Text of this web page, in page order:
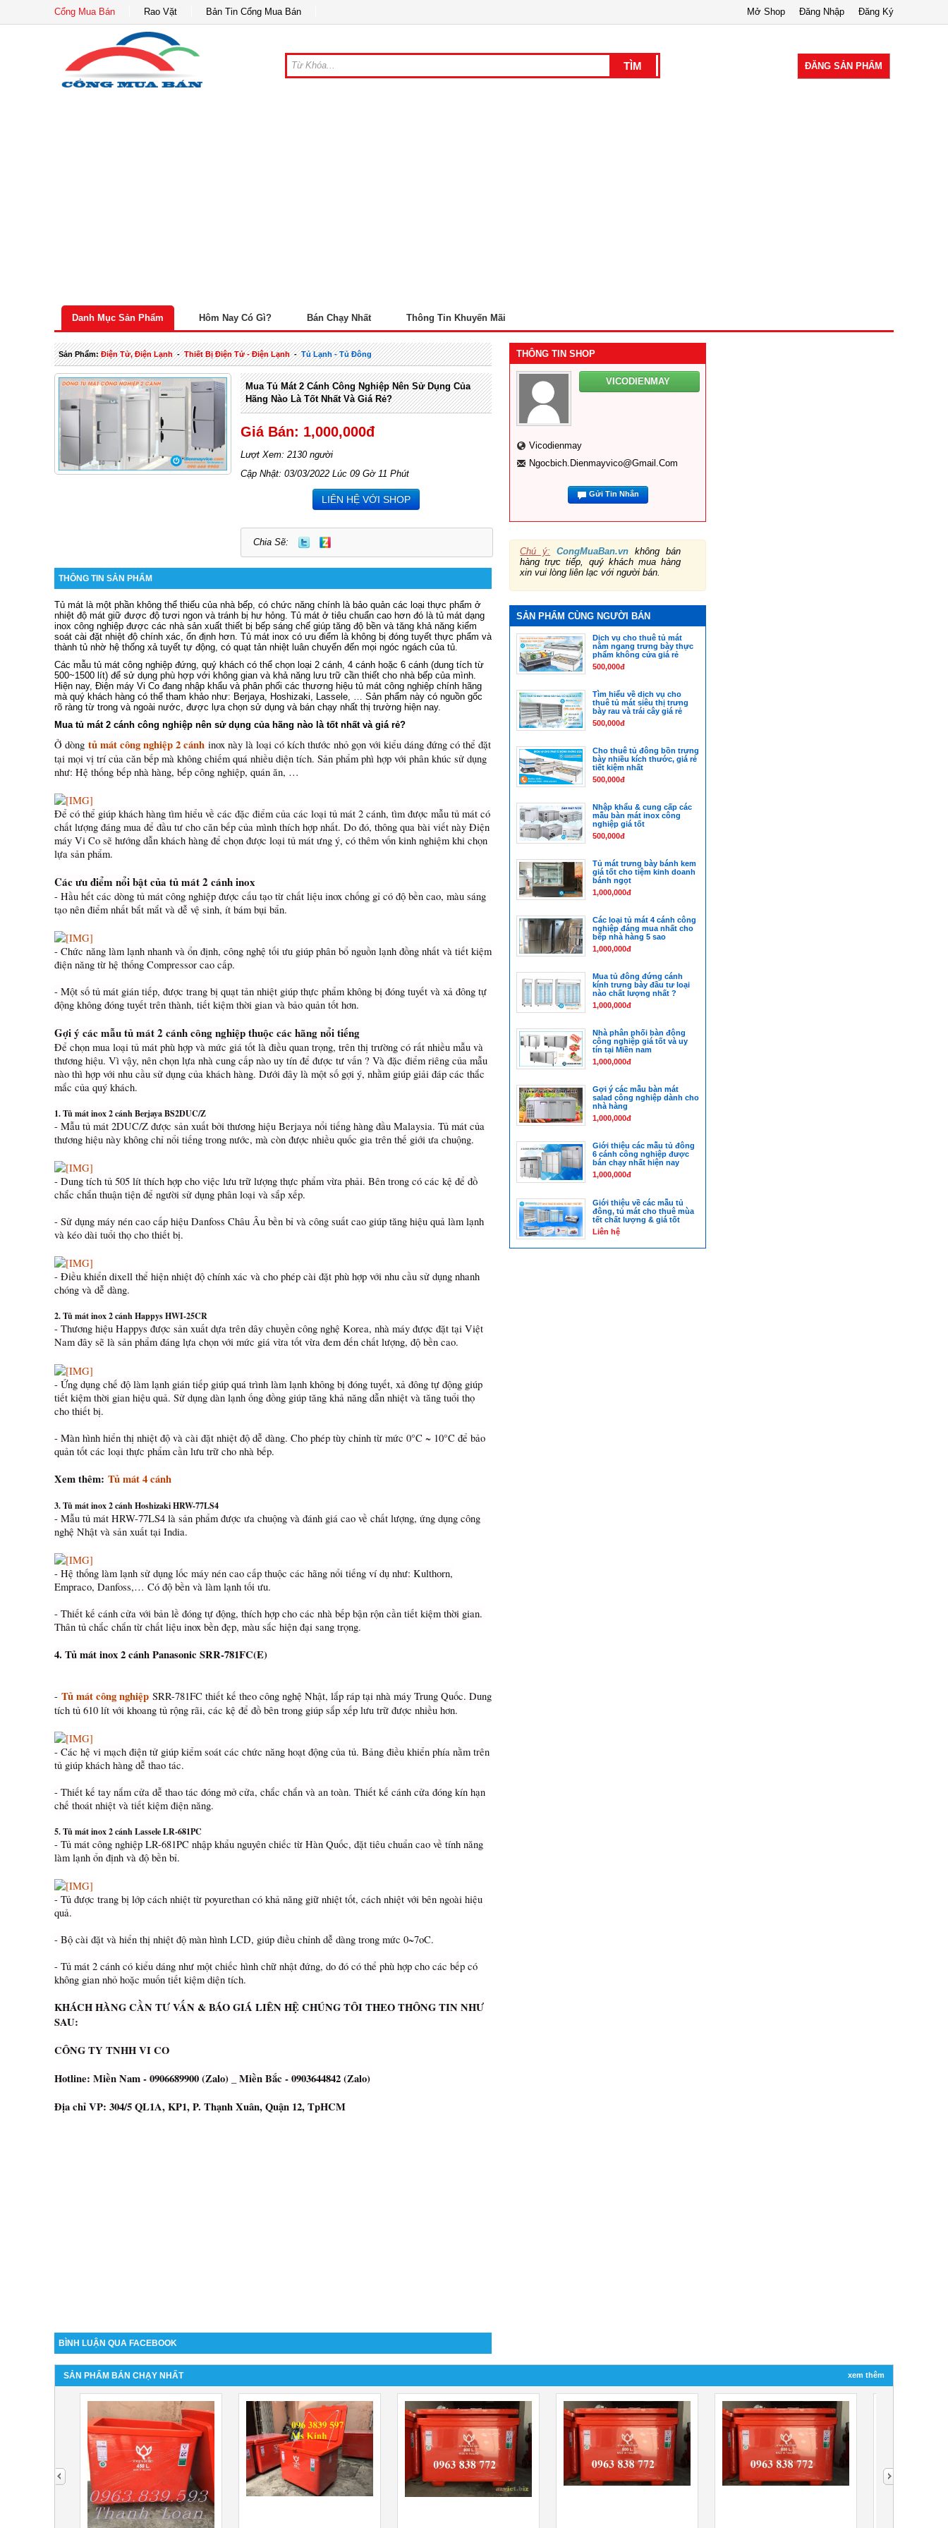
Cổng Mua Bán Rao Vặt Bản Tin Cổng Mua Bán Đăng Ký
Đăng Nhập
Mở Shop
ĐĂNG SẢN PHẨM
Danh Mục Sản Phẩm Hôm Nay Có Gì? Bán Chạy Nhất Thông Tin Khuyến Mãi
Sản Phẩm:Điện Tử, Điện Lạnh-Thiết Bị Điện Tử - Điện Lạnh-Tủ Lạnh - Tủ Đông
Mua Tủ Mát 2 Cánh Công Nghiệp Nên Sử Dụng Của
Hãng Nào Là Tốt Nhất Và Giá Rẻ?
Giá Bán: 1,000,000đ
Lượt Xem: 2130 người
Cập Nhật: 03/03/2022 Lúc 09 Gờ 11 Phút
LIÊN HỆ VỚI SHOP
Chia Sẽ:
THÔNG TIN SẢN PHẨM
Tủ mát là một phần không thể thiếu của nhà bếp, có chức năng chính là bảo quản các loại thực phẩm ở
nhiệt độ mát giữ được độ tươi ngon và tránh bị hư hỏng. Tủ mát ở tiêu chuẩn cao hơn đó là tủ mát dạng
inox công nghiệp được các nhà sản xuất thiết bị bếp sáng chế giúp tăng độ bền và tăng khả năng kiểm
soát cài đặt nhiệt độ chính xác, ổn định hơn. Tủ mát inox có ưu điểm là không bị đóng tuyết thực phẩm và
thành tủ nhờ hệ thống xả tuyết tự động, có quạt tản nhiệt luân chuyển đến mọi ngóc ngách của tủ.
Các mẫu tủ mát công nghiệp đứng, quý khách có thể chọn loại 2 cánh, 4 cánh hoặc 6 cánh (dung tích từ
500~1500 lít) để sử dụng phù hợp với không gian và khả năng lưu trữ cần thiết cho nhà bếp của mình.
Hiện nay, Điện máy Vi Co đang nhập khẩu và phân phối các thương hiệu tủ mát công nghiệp chính hãng
mà quý khách hàng có thể tham khảo như: Berjaya, Hoshizaki, Lassele, … Sản phẩm này có nguồn gốc
rõ ràng từ trong và ngoài nước, được lựa chọn sử dụng và bán chạy nhất thị trường hiện nay.
Mua tủ mát 2 cánh công nghiệp nên sử dụng của hãng nào là tốt nhất và giá rẻ?
Ở dòng tủ mát công nghiệp 2 cánh inox này là loại có kích thước nhỏ gọn với kiểu dáng đứng có thể đặt
tại mọi vị trí của căn bếp mà không chiếm quá nhiều diện tích. Sản phẩm phì hợp với phân khúc sử dụng
như: Hệ thống bếp nhà hàng, bếp công nghiệp, quán ăn, …
Để có thể giúp khách hàng tìm hiểu về các đặc điểm của các loại tủ mát 2 cánh, tìm được mẫu tủ mát có
chất lượng đáng mua để đầu tư cho căn bếp của mình thích hợp nhất. Do đó, thông qua bài viết này Điện
máy Vi Co sẽ hướng dẫn khách hàng để chọn được loại tủ mát ưng ý, có thêm vốn kinh nghiệm khi chọn
lựa sản phẩm.
Các ưu điểm nổi bật của tủ mát 2 cánh inox
- Hầu hết các dòng tủ mát công nghiệp được cấu tạo từ chất liệu inox chống gỉ có độ bền cao, màu sáng
tạo nên điểm nhất bắt mắt và dễ vệ sinh, ít bám bụi bẩn.
- Chức năng làm lạnh nhanh và ổn định, công nghệ tối ưu giúp phân bổ nguồn lạnh đồng nhất và tiết kiệm
điện năng từ hệ thống Compressor cao cấp.
- Một số tủ mát gián tiếp, được trang bị quạt tản nhiệt giúp thực phẩm không bị đóng tuyết và xả đông tự
động không đóng tuyết trên thành, tiết kiệm thời gian và bảo quản tốt hơn.
Gợi ý các mẫu tủ mát 2 cánh công nghiệp thuộc các hãng nổi tiếng
Để chọn mua loại tủ mát phù hợp và mức giá tốt là điều quan trọng, trên thị trường có rất nhiều mẫu và
thương hiệu. Vì vậy, nên chọn lựa nhà cung cấp nào uy tín để được tư vấn ? Và đặc điểm riêng của mẫu
nào thì hợp với nhu cầu sử dụng của khách hàng. Dưới đây là một số gợi ý, nhằm giúp giải đáp các thắc
mắc của quý khách.
1. Tủ mát inox 2 cánh Berjaya BS2DUC/Z
- Mẫu tủ mát 2DUC/Z được sản xuất bởi thương hiệu Berjaya nổi tiếng hàng đầu Malaysia. Tủ mát của
thương hiệu này không chỉ nổi tiếng trong nước, mà còn được nhiều quốc gia trên thế giới ưa chuộng.
- Dung tích tủ 505 lít thích hợp cho việc lưu trữ lượng thực phẩm vừa phải. Bên trong có các kệ để đồ
chắc chắn thuận tiện để người sử dụng phân loại và sắp xếp.
- Sử dụng máy nén cao cấp hiệu Danfoss Châu Âu bền bỉ và công suất cao giúp tăng hiệu quả làm lạnh
và kéo dài tuổi thọ cho thiết bị.
- Điều khiển dixell thể hiện nhiệt độ chính xác và cho phép cài đặt phù hợp với nhu cầu sử dụng nhanh
chóng và dễ dàng.
2. Tủ mát inox 2 cánh Happys HWI-25CR
- Thương hiệu Happys được sản xuất dựa trên dây chuyền công nghệ Korea, nhà máy được đặt tại Việt
Nam đây sẽ là sản phẩm đáng lựa chọn với mức giá vừa tốt vừa đem đến chất lượng, độ bền cao.
- Ứng dụng chế độ làm lạnh gián tiếp giúp quá trình làm lạnh không bị đóng tuyết, xả đông tự động giúp
tiết kiệm thời gian hiệu quả. Sử dụng dàn lạnh ống đồng giúp tăng khả năng dẫn nhiệt và tăng tuổi thọ
cho thiết bị.
- Màn hình hiển thị nhiệt độ và cài đặt nhiệt độ dễ dàng. Cho phép tùy chỉnh từ mức 0°C ~ 10°C để bảo
quản tốt các loại thực phẩm cần lưu trữ cho nhà bếp.
Xem thêm: Tủ mát 4 cánh
3. Tủ mát inox 2 cánh Hoshizaki HRW-77LS4
- Mẫu tủ mát HRW-77LS4 là sản phẩm được ưa chuộng và đánh giá cao về chất lượng, ứng dụng công
nghệ Nhật và sản xuất tại India.
- Hệ thống làm lạnh sử dụng lốc máy nén cao cấp thuộc các hãng nổi tiếng ví dụ như: Kulthorn,
Empraco, Danfoss,… Có độ bền và làm lạnh tối ưu.
- Thiết kế cánh cửa với bản lề đóng tự động, thích hợp cho các nhà bếp bận rộn cần tiết kiệm thời gian.
Thân tủ chắc chắn từ chất liệu inox bền đẹp, màu sắc hiện đại sang trọng.
4. Tủ mát inox 2 cánh Panasonic SRR-781FC(E)
- Tủ mát công nghiệp SRR-781FC thiết kế theo công nghệ Nhật, lắp ráp tại nhà máy Trung Quốc. Dung
tích tủ 610 lít với khoang tủ rộng rãi, các kệ để đồ bên trong giúp sắp xếp lưu trữ được nhiều hơn.
- Các hệ vi mạch điện tử giúp kiểm soát các chức năng hoạt động của tủ. Bảng điều khiển phía nằm trên
tủ giúp khách hàng dễ thao tác.
- Thiết kế tay nắm cửa dễ thao tác đóng mở cửa, chắc chắn và an toàn. Thiết kế cánh cửa đóng kín hạn
chế thoát nhiệt và tiết kiệm điện năng.
5. Tủ mát inox 2 cánh Lassele LR-681PC
- Tủ mát công nghiệp LR-681PC nhập khẩu nguyên chiếc từ Hàn Quốc, đặt tiêu chuẩn cao về tính năng
làm lạnh ổn định và độ bền bỉ.
- Tủ được trang bị lớp cách nhiệt từ poyurethan có khả năng giữ nhiệt tốt, cách nhiệt với bên ngoài hiệu
quả.
- Bộ cài đặt và hiển thị nhiệt độ màn hình LCD, giúp điều chỉnh dễ dàng trong mức 0~7oC.
- Tủ mát 2 cánh có kiểu dáng như một chiếc hình chữ nhật đứng, do đó có thể phù hợp cho các bếp có
không gian nhỏ hoặc muốn tiết kiệm diện tích.
KHÁCH HÀNG CẦN TƯ VẤN & BÁO GIÁ LIÊN HỆ CHÚNG TÔI THEO THÔNG TIN NHƯ
SAU:
CÔNG TY TNHH VI CO
Hotline: Miền Nam - 0906689900 (Zalo) _ Miền Bắc - 0903644842 (Zalo)
Địa chỉ VP: 304/5 QL1A, KP1, P. Thạnh Xuân, Quận 12, TpHCM
BÌNH LUẬN QUA FACEBOOK
THÔNG TIN SHOP
VICODIENMAY
Vicodienmay
Ngocbich.dienmayvico@gmail.com
Gửi Tin Nhắn
Chú ý: CongMuaBan.vn không bán
hàng trực tiếp, quý khách mua hàng
xin vui lòng liên lạc với người bán.
SẢN PHẨM CÙNG NGƯỜI BÁN
Dịch vụ cho thuê tủ mát
nằm ngang trưng bày thực
phẩm không cửa giá rẻ
500,000đ
Tìm hiểu về dịch vụ cho
thuê tủ mát siêu thị trưng
bày rau và trái cây giá rẻ
500,000đ
Cho thuê tủ đông bồn trưng
bày nhiều kích thước, giá rẻ
tiết kiệm nhất
500,000đ
Nhập khẩu & cung cấp các
mẫu bàn mát inox công
nghiệp giá tốt
500,000đ
Tủ mát trưng bày bánh kem
giá tốt cho tiệm kinh doanh
bánh ngọt
1,000,000đ
Các loại tủ mát 4 cánh công
nghiệp đáng mua nhất cho
bếp nhà hàng 5 sao
1,000,000đ
Mua tủ đông đứng cánh
kính trưng bày đầu tư loại
nào chất lượng nhất ?
1,000,000đ
Nhà phân phối bàn đông
công nghiệp giá tốt và uy
tín tại Miền nam
1,000,000đ
Gợi ý các mẫu bàn mát
salad công nghiệp dành cho
nhà hàng
1,000,000đ
Giới thiệu các mẫu tủ đông
6 cánh công nghiệp được
bán chạy nhất hiện nay
1,000,000đ
Giới thiệu về các mẫu tủ
đông, tủ mát cho thuê mùa
tết chất lượng & giá tốt
Liên hệ
SẢN PHẨM BÁN CHẠY NHẤT xem thêm
next